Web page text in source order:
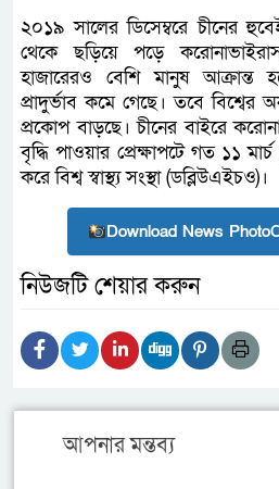
২০১৯ সালের ডিসেম্বরে চীনের
থেকে ছড়িয়ে পড়ে
হাজারেরও বেশি মানুষ আক্রান্ত
প্রাদুর্ভাব কমে গেছে। তবে বিশ্বের
প্রকোপ বাড়ছে। চীনের বাইরে
বৃদ্ধি পাওয়ার প্রেক্ষাপটে গত ১১
করে বিশ্ব স্বাস্থ্য সংস্থা (ডব্লিউএইচও)।
Download News
নিউজটি শেয়ার করুন
আপনার মন্তব্য